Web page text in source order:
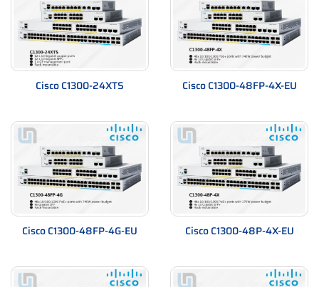
Cisco C1300-24XTS Cisco C1300-48FP-4X-EU
Cisco C1300-48FP-4G-EU Cisco C1300-48P-4X-EU